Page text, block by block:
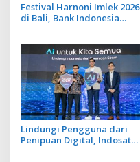
Festival Harnoni Imlek 2026
di Bali, Bank Indonesia
Lindungi Pengguna dari
Penipuan Digital, Indosat